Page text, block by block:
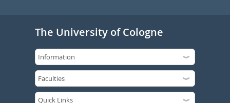
The University of Cologne